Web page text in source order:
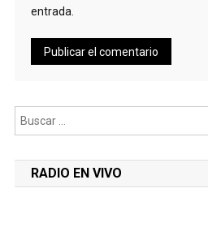
entrada.
RADIO EN VIVO